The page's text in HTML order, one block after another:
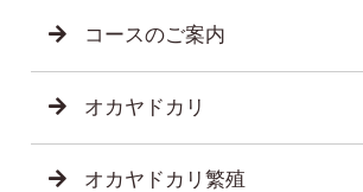
コースのご案内
オカヤドカリ
オカヤドカリ繁殖